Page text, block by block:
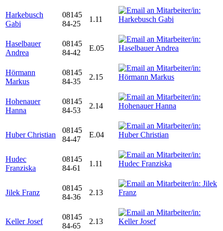
Harkebusch
Gabi
08145
84-25
1.11
Haselbauer
Andrea
08145
84-42
E.05
Hörmann
Markus
08145
84-35
2.15
Hohenauer
Hanna
08145
84-53
2.14
Huber Christian
08145
84-47
E.04
Hudec
Franziska
08145
84-61
1.11
Jilek Franz
08145
84-36
2.13
Keller Josef
08145
84-65
2.13